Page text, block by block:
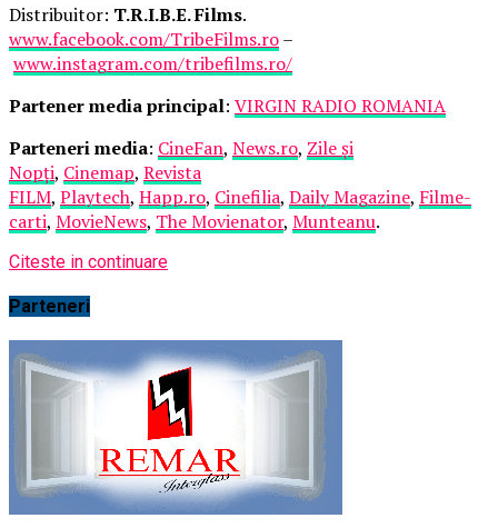
Distribuitor: T.R.I.B.E. Films.
www.facebook.com/TribeFilms.ro–
www.instagram.com/tribefilms.ro/
Partener media principal: VIRGIN RADIO ROMANIA
Parteneri media: CineFan, News.ro, Zile și
Nopți, Cinemap, Revista
FILM, Playtech, Happ.ro, Cinefilia, Daily Magazine, Filme-
carti, MovieNews, The Movienator, Munteanu.
Citeste in continuare
Parteneri